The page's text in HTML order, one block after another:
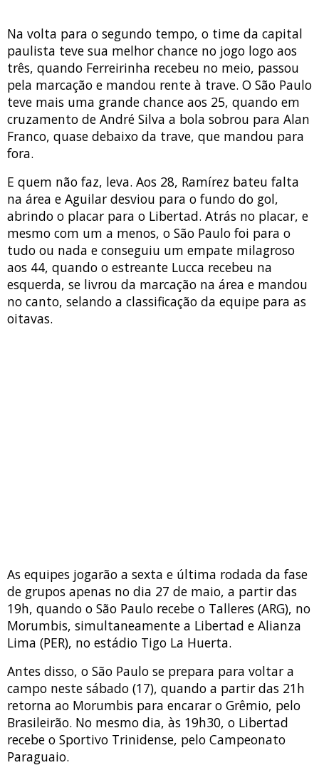
Na volta para o segundo tempo, o time da capital
paulista teve sua melhor chance no jogo logo aos
três, quando Ferreirinha recebeu no meio, passou
pela marcação e mandou rente à trave. O São Paulo
teve mais uma grande chance aos 25, quando em
cruzamento de André Silva a bola sobrou para Alan
Franco, quase debaixo da trave, que mandou para
fora.
E quem não faz, leva. Aos 28, Ramírez bateu falta
na área e Aguilar desviou para o fundo do gol,
abrindo o placar para o Libertad. Atrás no placar, e
mesmo com um a menos, o São Paulo foi para o
tudo ou nada e conseguiu um empate milagroso
aos 44, quando o estreante Lucca recebeu na
esquerda, se livrou da marcação na área e mandou
no canto, selando a classificação da equipe para as
oitavas.
As equipes jogarão a sexta e última rodada da fase
de grupos apenas no dia 27 de maio, a partir das
19h, quando o São Paulo recebe o Talleres (ARG), no
Morumbis, simultaneamente a Libertad e Alianza
Lima (PER), no estádio Tigo La Huerta.
Antes disso, o São Paulo se prepara para voltar a
campo neste sábado (17), quando a partir das 21h
retorna ao Morumbis para encarar o Grêmio, pelo
Brasileirão. No mesmo dia, às 19h30, o Libertad
recebe o Sportivo Trinidense, pelo Campeonato
Paraguaio.